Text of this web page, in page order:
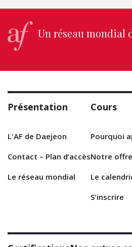
Un réseau mondial
Présentation
L'AF de Daejeon
Contact – Plan d’accès
Le réseau mondial
Cours
Pourquoi
Notre
Le
S'inscrire